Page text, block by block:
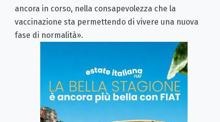
ancora in corso, nella consapevolezza che la
vaccinazione sta permettendo di vivere una nuova
fase di normalità».